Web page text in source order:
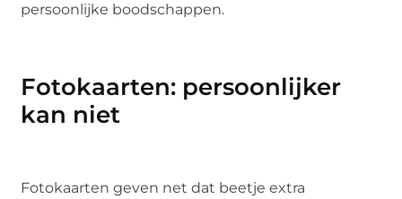
persoonlijke boodschappen.
Fotokaarten: persoonlijker
kan niet
Fotokaarten geven net dat beetje extra